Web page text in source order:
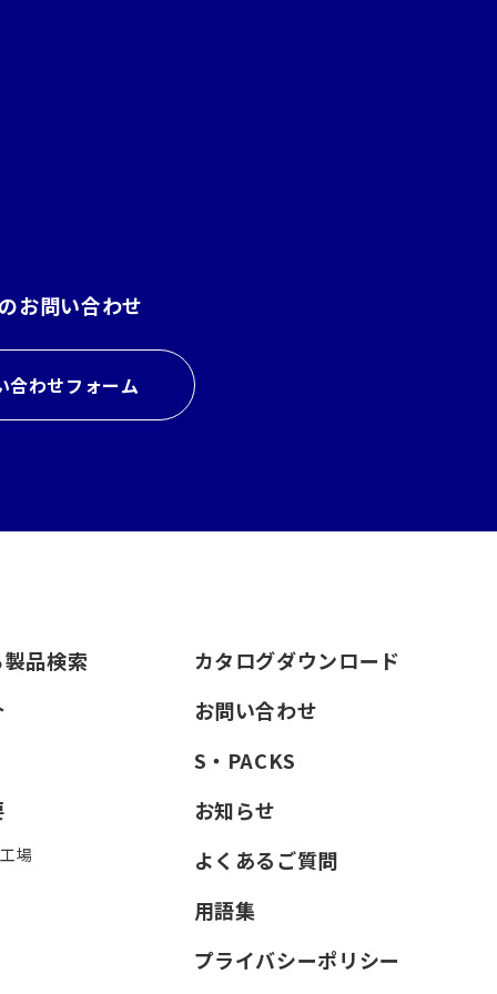
お問い合わせ
合わせフォーム
品検索
場
カタログダウンロード
お問い合わせ
S・PACKS
お知らせ
よくあるご質問
用語集
プライバシーポリシー